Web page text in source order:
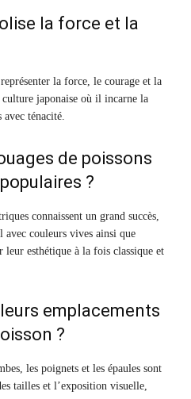
la force et la
la force, le courage et la
culture japonaise où il incarne la
avec ténacité.
de poissons
?
connaissent un grand succès,
avec couleurs vives ainsi que
leur esthétique à la fois classique et
emplacements
?
les poignets et les épaules sont
tailles et l’exposition visuelle,